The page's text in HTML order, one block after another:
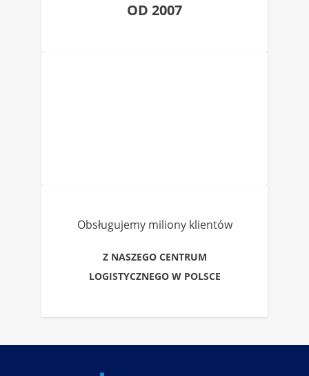
OD 2007
Obsługujemy miliony klientów
Z NASZEGO CENTRUM
LOGISTYCZNEGO W POLSCE